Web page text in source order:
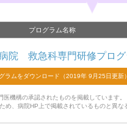
プログラム名称
院 救急科専門研修プログ
医機構の承認されたものを掲載しています。
め、病院HP上で掲載されているものと異な